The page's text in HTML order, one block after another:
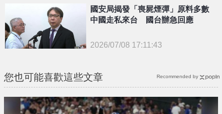
國安局揭發「喪屍煙彈」原料多數
中國走私來台 國台辦急回應
2026/07/08 17:11:43
您也可能喜歡這些文章 Recommended by